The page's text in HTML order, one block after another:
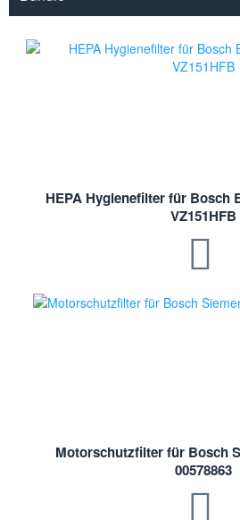
HEPA Hygienefilter für Bosch
VZ151HFB
Motorschutzfilter für Bosch
00578863